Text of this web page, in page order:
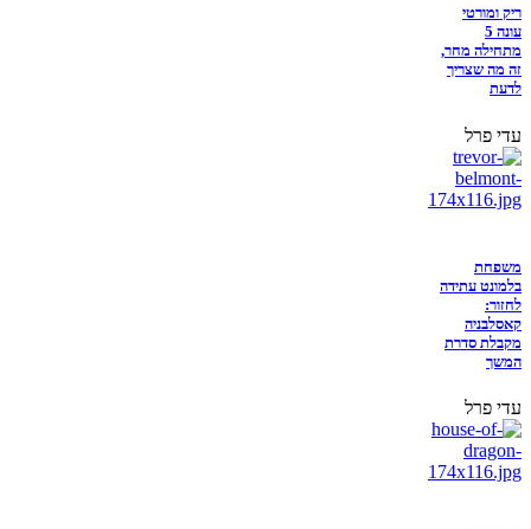
ריק ומורטי
עונה 5
מתחילה מחר,
זה מה שצריך
לדעת
עדי פרל
משפחת
בלמונט עתידה
לחזור:
קאסלבניה
מקבלת סדרת
המשך
עדי פרל